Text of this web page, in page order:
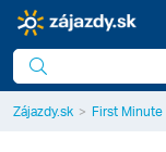
Zájazdy.sk First Minute